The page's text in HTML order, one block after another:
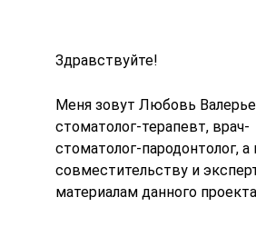
Здравствуйте!
Меня зовут Любовь
стоматолог-терапевт, врач-
стоматолог-пародонтолог, а
совместительству и
материалам данного